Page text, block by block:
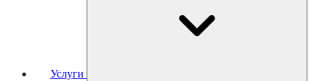
Услуги